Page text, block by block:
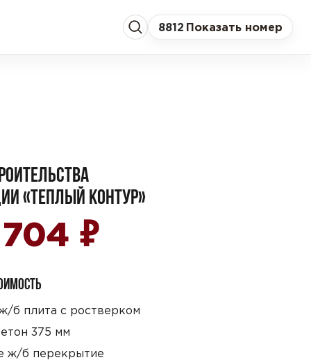
8812 Показать номер
«ТЕПЛЫЙ КОНТУР»
704 ₽
б плита с ростверком
375 мм
ж/б перекрытие